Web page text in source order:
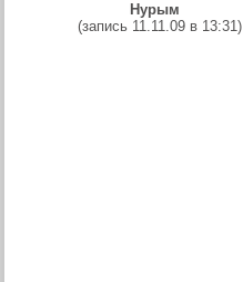
Нурым
(запись 11.11.09 в 13:31)